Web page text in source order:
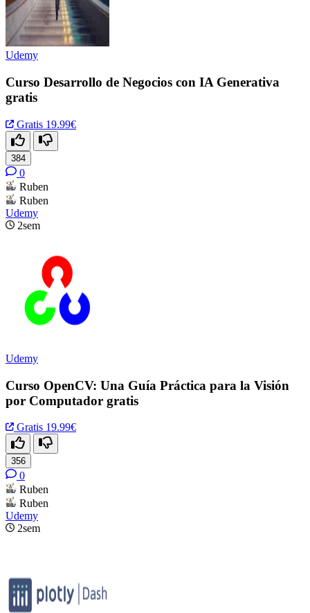
Udemy
Curso Desarrollo de Negocios con IA Generativa
gratis
Gratis 19.99€
384
0
Ruben
Ruben
Udemy
2sem
Udemy
Curso OpenCV: Una Guía Práctica para la Visión
por Computador gratis
Gratis 19.99€
356
0
Ruben
Ruben
Udemy
2sem